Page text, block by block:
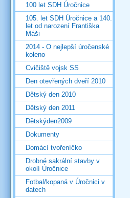
100 let SDH Úročnice
105. let SDH Úročnice a 140.
let od narození Františka
Máši
2014 - O nejlepší úročenské
koleno
Cvičiště vojsk SS
Den otevřených dveří 2010
Dětský den 2010
Dětský den 2011
Dětskýden2009
Dokumenty
Domácí tvořeníčko
Drobné sakrální stavby v
okolí Úročnice
Fotbal/kopaná v Úročnici v
datech